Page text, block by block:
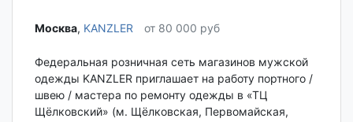
Москва‎, KANZLER от 80 000 руб
Федеральная розничная сеть магазинов мужской
одежды KANZLER приглашает на работу портного /
швею / мастера по ремонту одежды в «ТЦ
Щёлковский» (м. Щёлковская, Первомайская,